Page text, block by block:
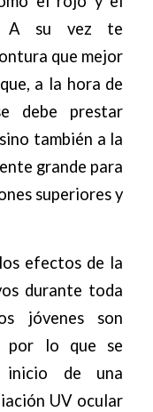
A su vez te
que mejor
a la hora de
debe prestar
también a la
grande para
superiores y
efectos de la
durante toda
jóvenes son
por lo que se
inicio de una
UV ocular